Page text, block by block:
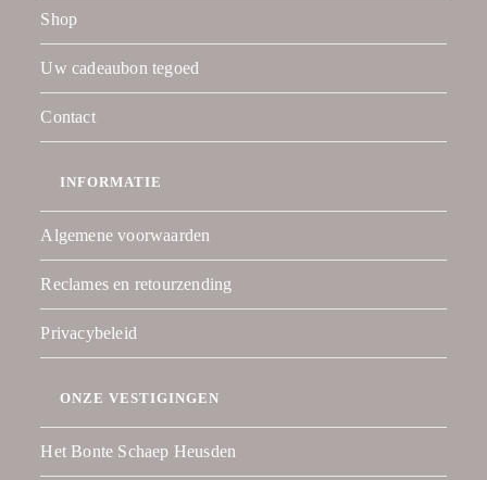
Shop
Uw cadeaubon tegoed
Contact
INFORMATIE
Algemene voorwaarden
Reclames en retourzending
Privacybeleid
ONZE VESTIGINGEN
Het Bonte Schaep Heusden